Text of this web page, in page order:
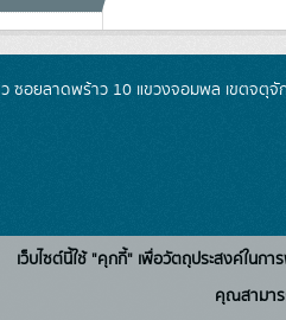
ซอยลาดพร้าว 10 แขวงจอมพล เขตจตุ
เว็บไซต์นี้ใช้ "คุกกี้" เพื่อวัตถุประสงค์ใน
คุณสามา